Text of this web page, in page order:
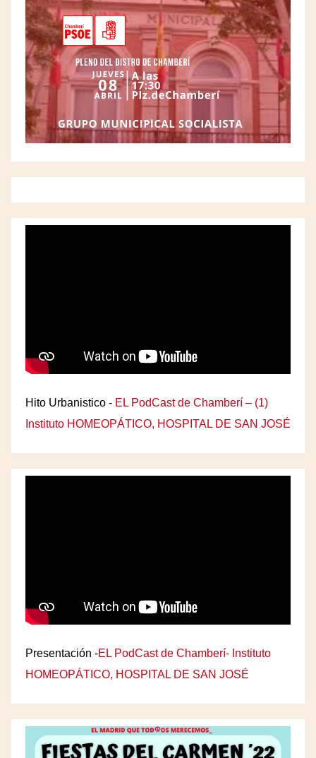
Hito Urbanistico - EL PodCast de Chamberí – (1)
Instituto HOMEOPÁTICO, HOSPITAL DE SAN JOSÉ
Presentación -EL PodCast de Chamberí- Instituto
HOMEOPÁTICO, HOSPITAL DE SAN JOSÉ